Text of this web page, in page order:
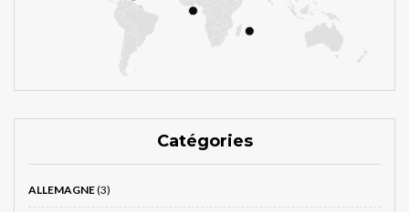
Catégories
ALLEMAGNE(3)